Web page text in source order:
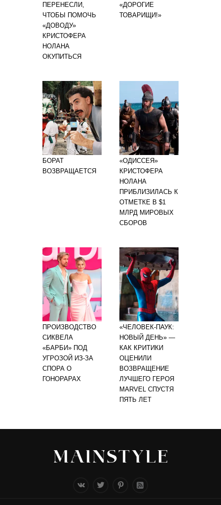
ПЕРЕНЕСЛИ,
ЧТОБЫ ПОМОЧЬ
«ДОВОДУ»
КРИСТОФЕРА
НОЛАНА
ОКУПИТЬСЯ
«ДОРОГИЕ
ТОВАРИЩИ!»
БОРАТ
ВОЗВРАЩАЕТСЯ
«ОДИССЕЯ»
КРИСТОФЕРА
НОЛАНА
ПРИБЛИЗИЛАСЬ К
ОТМЕТКЕ В $1
МЛРД МИРОВЫХ
СБОРОВ
ПРОИЗВОДСТВО
СИКВЕЛА
«БАРБИ» ПОД
УГРОЗОЙ ИЗ-ЗА
СПОРА О
ГОНОРАРАХ
«ЧЕЛОВЕК-ПАУК:
НОВЫЙ ДЕНЬ» —
КАК КРИТИКИ
ОЦЕНИЛИ
ВОЗВРАЩЕНИЕ
ЛУЧШЕГО ГЕРОЯ
MARVEL СПУСТЯ
ПЯТЬ ЛЕТ